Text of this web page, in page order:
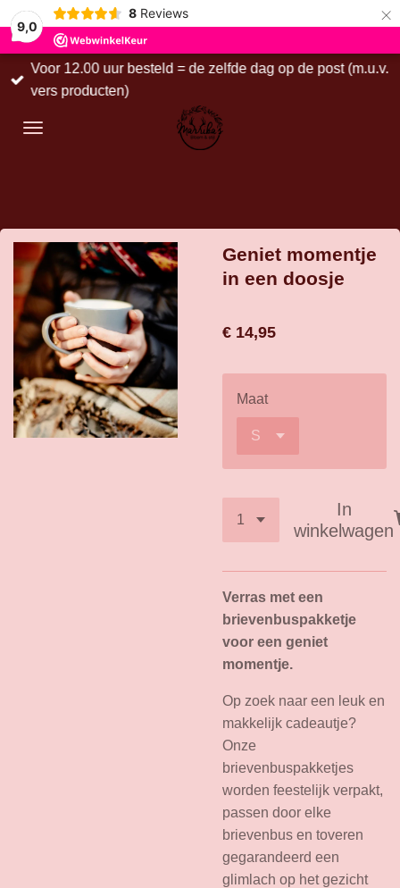
9,0
8 Reviews ×
Voor 12.00 uur besteld = de zelfde dag op de post (m.u.v.
vers producten)
Geniet momentje
in een doosje
€ 14,95
Maat
In
winkelwagen
Verras met een
brievenbuspakketje
voor een geniet
momentje.
Op zoek naar een leuk en
makkelijk cadeautje?
Onze
brievenbuspakketjes
worden feestelijk verpakt,
passen door elke
brievenbus en toveren
gegarandeerd een
glimlach op het gezicht